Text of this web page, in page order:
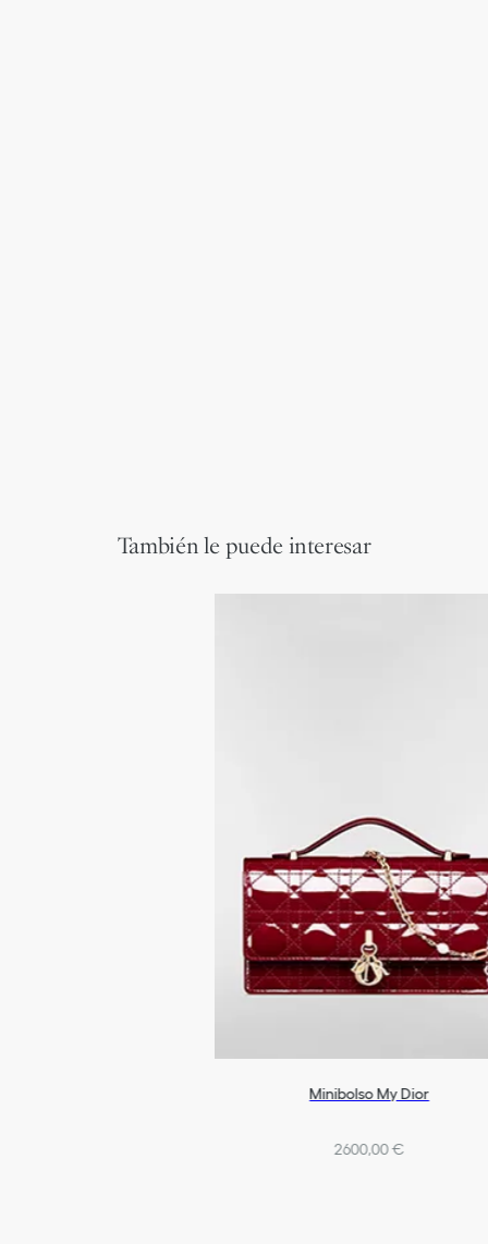
También le puede interesar
Minibolso My Dior
2600,00 €